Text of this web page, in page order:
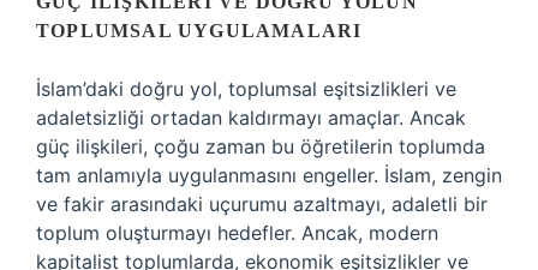
TOPLUMSAL UYGULAMALARI
İslam’daki doğru yol, toplumsal eşitsizlikleri ve
adaletsizliği ortadan kaldırmayı amaçlar. Ancak
güç ilişkileri, çoğu zaman bu öğretilerin toplumda
tam anlamıyla uygulanmasını engeller. İslam, zengin
ve fakir arasındaki uçurumu azaltmayı, adaletli bir
toplum oluşturmayı hedefler. Ancak, modern
kapitalist toplumlarda, ekonomik eşitsizlikler ve